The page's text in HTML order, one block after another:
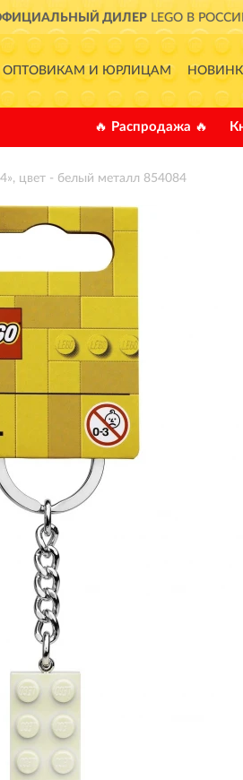
ОПТОВИКАМ И ЮРЛИЦАМ
🔥 Распродажа 🔥
цвет - белый металл 854084